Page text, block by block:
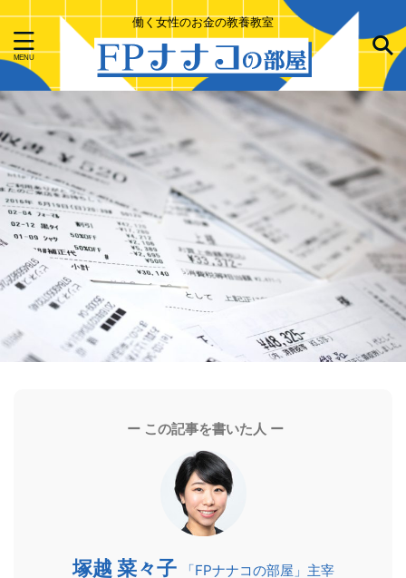
働く女性のお金の教養教室
ー この記事を書いた人 ー
塚越 菜々子 「FPナナコの部屋」主宰